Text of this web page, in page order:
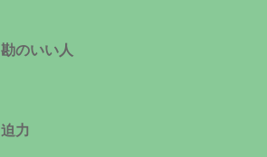
勘のいい人
迫力